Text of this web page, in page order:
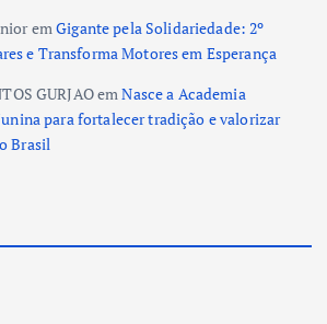
emGigante pela Solidariedade: 2º
e Transforma Motores em Esperança
GURJAOemNasce a Academia
para fortalecer tradição e valorizar
Brasil